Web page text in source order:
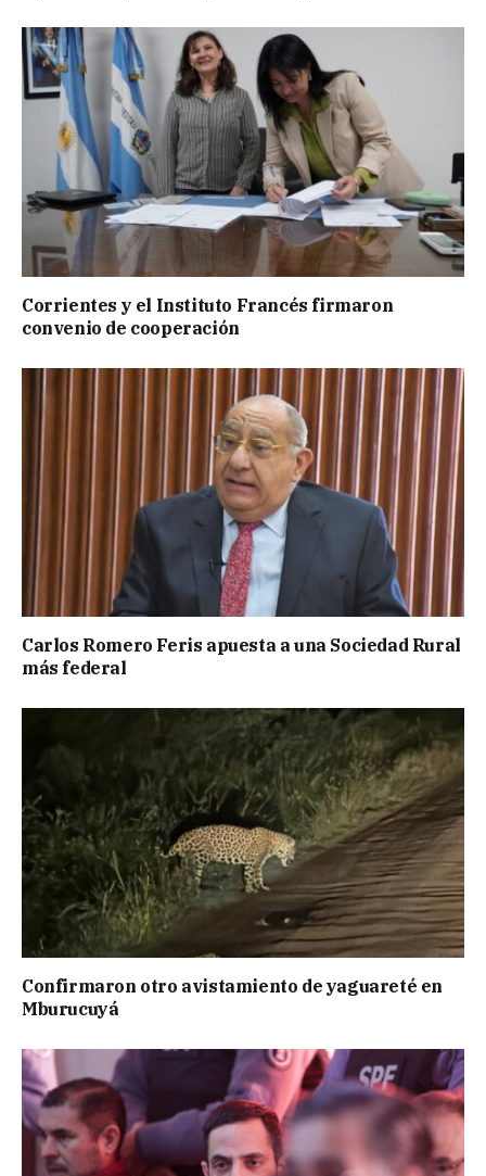
Corrientes y el Instituto Francés firmaron
convenio de cooperación
Carlos Romero Feris apuesta a una Sociedad Rural
más federal
Confirmaron otro avistamiento de yaguareté en
Mburucuyá